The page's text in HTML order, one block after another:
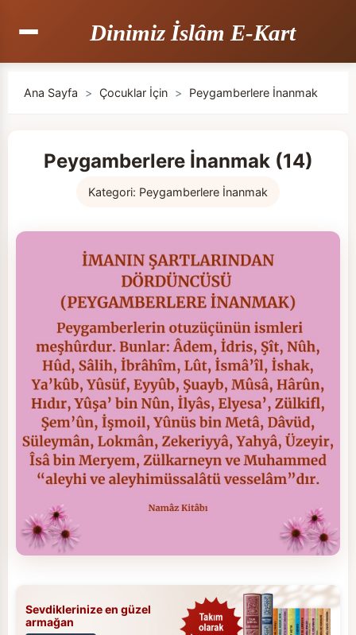
Dinimiz İslâm E-Kart
Ana Sayfa > Çocuklar İçin > Peygamberlere İnanmak
Peygamberlere İnanmak (14)
Kategori: Peygamberlere İnanmak
Sevdiklerinize en güzel
armağan